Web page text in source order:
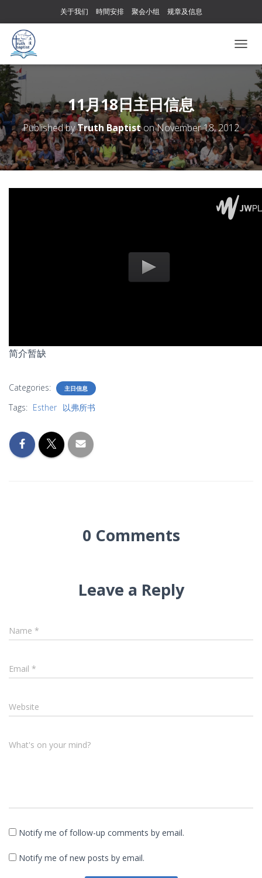
关于我们 時間安排 聚会小组 规章及信息
O
E
N
A
V
I
G
T
O
11月18日主日信息
Published byTruth BaptistonNovember 18, 2012
简介暂缺
Categories: 主日信息
Tags: Esther 以弗所书
0 Comments
Leave a Reply
Name *
Email *
Website
What's on your mind?
Notify me of follow-up comments by email.
Notify me of new posts by email.